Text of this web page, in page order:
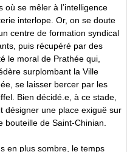
où se mêler à l’intelligence
interlope. Or, on se doute
centre de formation syndical
puis récupéré par des
le moral de Prathée qui,
surplombant la Ville
se laisser bercer par les
Bien décidé.e, à ce stade,
désigner une place exiguë sur
de Saint-Chinian.
en plus sombre, le temps